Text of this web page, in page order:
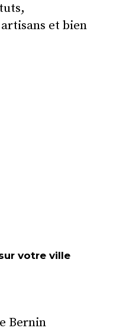
et bien
votre ville
Bernin